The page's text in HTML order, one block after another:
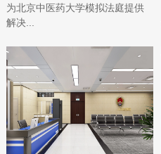
为北京中医药大学模拟法庭提供
解决...